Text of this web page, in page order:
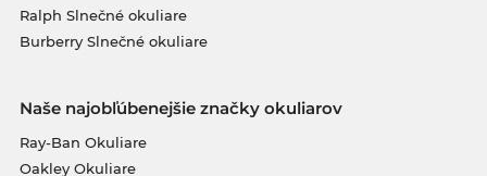
Ralph Slnečné okuliare
Burberry Slnečné okuliare
Naše najobľúbenejšie značky okuliarov
Ray-Ban Okuliare
Oakley Okuliare